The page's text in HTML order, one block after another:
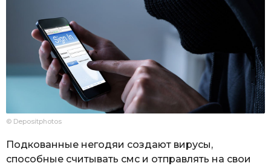
© Depositphotos
Подкованные негодяи создают вирусы,
способные считывать смс и отправлять на свои